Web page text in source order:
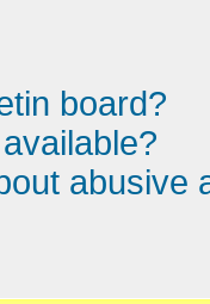
board?
abusive